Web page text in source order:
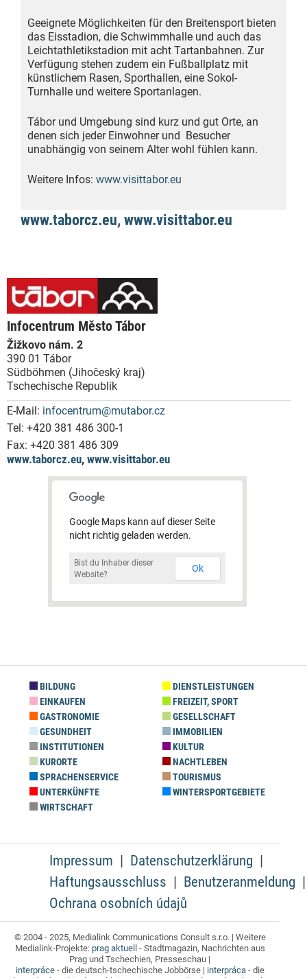
Geeignete Möglichkeiten für den Breitensport bieten
das Eisstadion, die Schwimmhalle und auch das
Leichtathletikstadion mit acht Tartanbahnen. Zur
Verfügung stehen zudem ein Fußballplatz mit
künstlichem Rasen, Sporthallen, eine Sokol-
Turnhalle und weitere Sportanlagen.
Tábor und Umgebung sind kurz und gut Orte, an
denen sich jeder Einwohner und Besucher
unabhängig von seinem Alter wohl fühlen kann.
Weitere Infos: www.visittabor.eu
www.taborcz.eu,www.visittabor.eu
Infocentrum Město Tábor
Žižkovo nám. 2
390 01 Tábor
Südböhmen (Jihočeský kraj)
Tschechische Republik
E-Mail: infocentrum@mutabor.cz
Tel: +420 381 486 300-1
Fax: +420 381 486 309
www.taborcz.eu, www.visittabor.eu
Google Maps kann auf dieser Seite
nicht richtig geladen werden.
Bist du Inhaber dieser
Website?
Ok
BILDUNG
DIENSTLEISTUNGEN
EINKAUFEN
FREIZEIT, SPORT
GASTRONOMIE
GESELLSCHAFT
GESUNDHEIT
IMMOBILIEN
INSTITUTIONEN
KULTUR
KURORTE
NACHTLEBEN
SPRACHENSERVICE
TOURISMUS
UNTERKÜNFTE
WINTERSPORTGEBIETE
WIRTSCHAFT
Impressum
Datenschutzerklärung
Haftungsausschluss
Benutzeranmeldung
Ochrana osobních údajů
© 2004 - 2025, Medialink Communications Consult s.r.o. | Weitere
Medialink-Projekte: prag aktuell - Stadtmagazin, Nachrichten aus
Prag und Tschechien, Presseschau |
interpráce- die deutsch-tschechische Jobbörse | interpráca- die